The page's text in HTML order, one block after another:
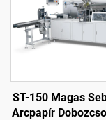
ST-150 Magas
Arcpapír